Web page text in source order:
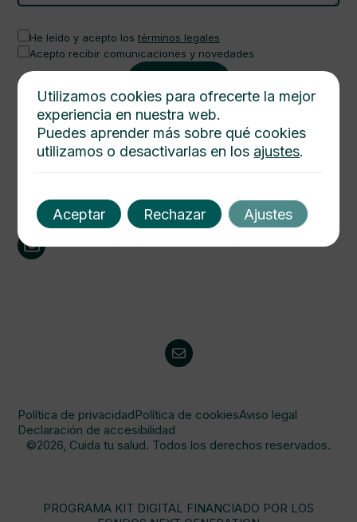
He leído y acepto los términos legales
Acepto recibir comunicaciones y novedades
Teléfono
fustesalberto@hotmail.com
Nuestras RRSS
Política de privacidadPolítica de cookiesAviso legal
Declaración de accesibilidad
©2026, Cuida tu salud. Todos los derechos reservados.
PROGRAMA KIT DIGITAL FINANCIADO POR LOS
Utilizamos cookies para ofrecerte la mejor
experiencia en nuestra web.
Puedes aprender más sobre qué cookies
utilizamos o desactivarlas en los ajustes.
Aceptar Rechazar Ajustes